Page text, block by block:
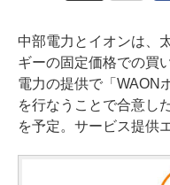
中部電力とイオンは、
ギーの固定価格での買
電力の提供で「WAON
を行なうことで合意し
を予定。サービス提供